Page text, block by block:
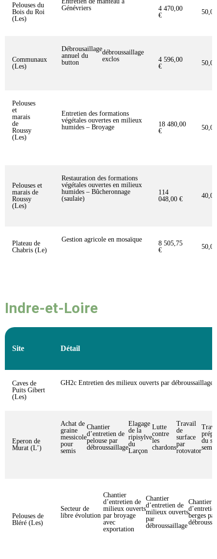
Pelouses du
Bois du Roi
(Les)
Génévriers
4 470,00
€
Communaux
(Les)
Débrousaillage
annuel du
button
débroussaillage
exclos
4 596,00
€
Pelouses
et
marais
de
Roussy
(Les)
Entretien des formations
végétales ouvertes en milieux
humides – Broyage
18 480,00
€
Pelouses et
marais de
Roussy
(Les)
Restauration des formations
végétales ouvertes en milieux
humides – Bûcheronnage
(saulaie)
114
048,00 €
Plateau de
Chabris (Le)
Gestion agricole en mosaïque
8 505,75
€
Indre-et-Loire
Site Détail
Caves de
Puits Gibert
(Les)
GH2c Entretien des milieux ouverts par débroussaillage
Eperon de
Murat (L’)
Achat de
graine
messicole
pour
semis
Chantier
d’entretien de
pelouse par
débroussaillage
Elagage
de la
ripisylve
du
Larçon
Lutte
contre
les
chardons
Travail
de
surface
par
rotovator
du
semis
Pelouses de
Bléré (Les)
Secteur de
libre évolution
Chantier
d’entretien de
milieux ouverts
par broyage
avec
exportation
Chantier
d’entretien de
milieux ouverts
par
débroussaillage
Chantier
berges par